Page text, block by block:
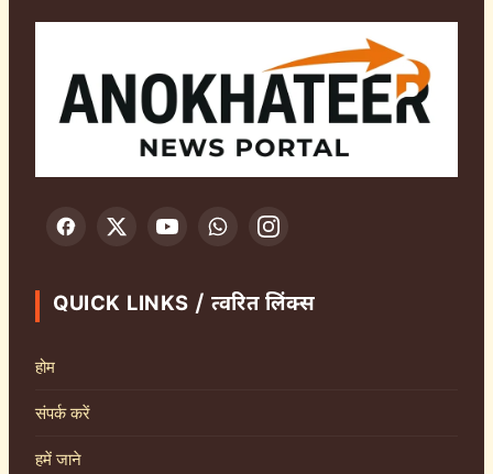
QUICK LINKS / त्वरित लिंक्स
होम
संपर्क करें
हमें जाने